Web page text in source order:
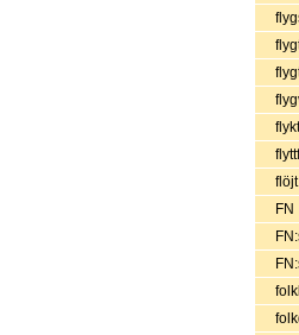
flöjt
FN